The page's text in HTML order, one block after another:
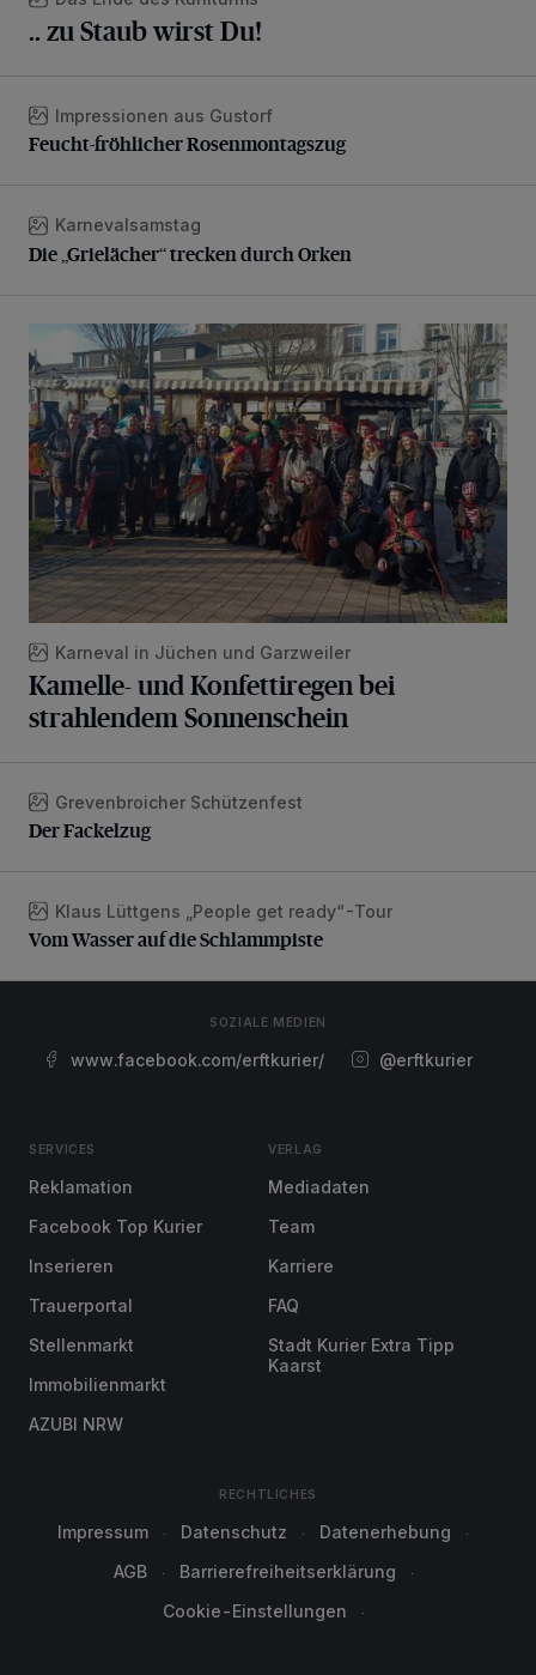
.. zu Staub wirst Du!
Feucht-fröhlicher Rosenmontagszug
Impressionen aus Gustorf
Feucht-fröhlicher Rosenmontagszug
Die „Grielächer“ trecken durch Orken
Karnevalsamstag
Die „Grielächer“ trecken durch Orken
Kamelle- und Konfettiregen bei strahlendem Sonnenschein
Karneval in Jüchen und Garzweiler
Kamelle- und Konfettiregen bei
strahlendem Sonnenschein
Der Fackelzug
Grevenbroicher Schützenfest
Der Fackelzug
Vom Wasser auf die Schlammpiste
Klaus Lüttgens „People get ready“-Tour
Vom Wasser auf die Schlammpiste
SOZIALE MEDIEN
www.facebook.com/erftkurier/ @erftkurier
SERVICES
Reklamation
Facebook Top Kurier
Inserieren
Trauerportal
Stellenmarkt
Immobilienmarkt
AZUBI NRW
VERLAG
Mediadaten
Team
Karriere
FAQ
Stadt Kurier Extra Tipp
Kaarst
RECHTLICHES
Impressum Datenschutz
Datenerhebung
AGB
Barrierefreiheitserklärung
Cookie-Einstellungen